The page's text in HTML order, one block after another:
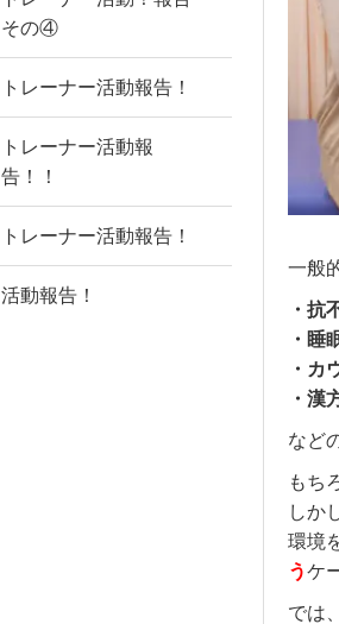
一般
・抗
・睡
・カ
・漢
など
もち
しか
環境
うケ
では
その④
トレーナー活動報告！
トレーナー活動報
告！！
トレーナー活動報告！
活動報告！